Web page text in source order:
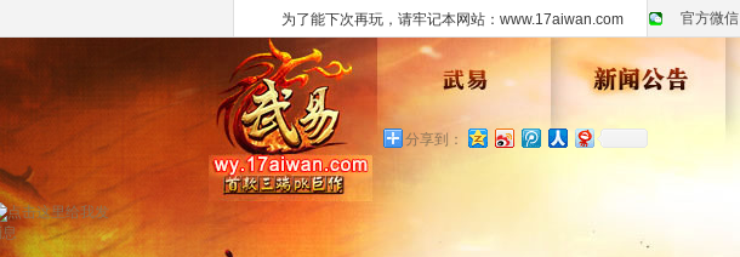
为了能下次再玩，请牢记本网站：www.17aiwan.com 官方微信
分享到：